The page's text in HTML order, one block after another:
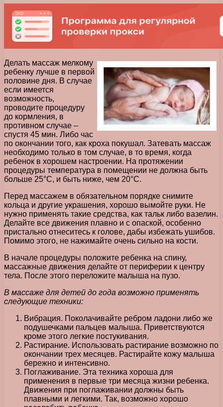
Делать массаж мелкому
ребенку лучше в первой
половине дня. В случае
если имеется
возможность,
проводите процедуру
до кормления, в
противном случае –
спустя 45 мин. Либо час
по окончании того, как кроха покушал. Затевать массаж
необходимо только в том случае, в то время, когда
ребенок в хорошем настроении. На протяжении
процедуры температура в помещении не должна быть
больше 25°С, и быть ниже, чем 20°С.
Перед массажем в обязательном порядке снимите
кольца и другие украшения, хорошо вымойте руки. Не
нужно применять такие средства, как тальк либо вазелин.
Делайте все движения плавно и с опаской, особенно
пристально отнеситесь к голове, дабы избежать ушибов.
Помимо этого, не нажимайте очень сильно на кости.
В начале процедуры положите ребенка на спину,
массажные движения делайте от периферии к центру
тела. После этого переложите малыша на пузо.
В массаже для детей до года возможно применять
следующие техники:
Вибрация. Поколачивайте ребром ладони либо же
подушечками пальцев малыша. Приветствуются
кроме этого легкие постукивания.
Растирание. Использовать растирание возможно по
окончании трех месяцев. Растирайте кожу малыша
бережно и интенсивно.
Поглаживание. Эта техника хороша для
применения в первые три месяца жизни ребенка.
Движения при поглаживании должны быть
плавными и легкими. Так, возможно хорошо